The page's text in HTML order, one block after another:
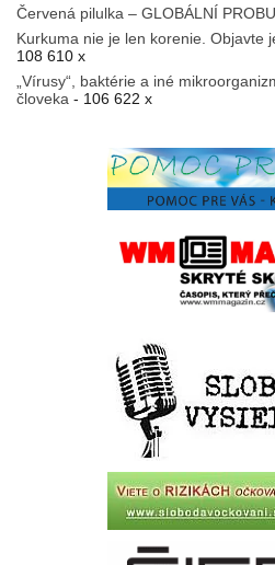
Červená pilulka – GLOBÁLNÍ
Kurkuma nie je len korenie. Objavte
108 610 x
„Vírusy“, baktérie a iné
človeka - 106 622 x